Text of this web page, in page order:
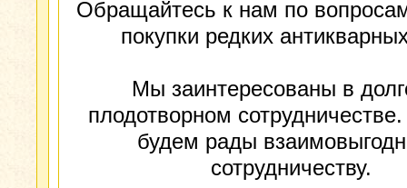
Обращайтесь к нам по
покупки редких
Мы заинтересованы в
плодотворном
будем рады
сотрудничеству.